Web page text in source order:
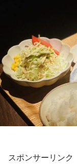
スポンサーリンク